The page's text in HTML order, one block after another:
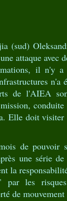
(sud)
attaque avec
il n'y a
de l'AIEA
Elle doit visiter
de pouvoir
une série
la
par les
de